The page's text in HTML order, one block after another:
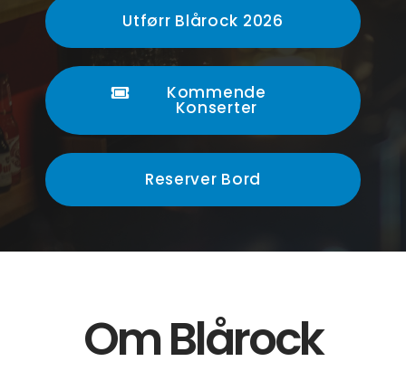
Utførr Blårock 2026
Kommende
Konserter
Reserver Bord
Om Blårock